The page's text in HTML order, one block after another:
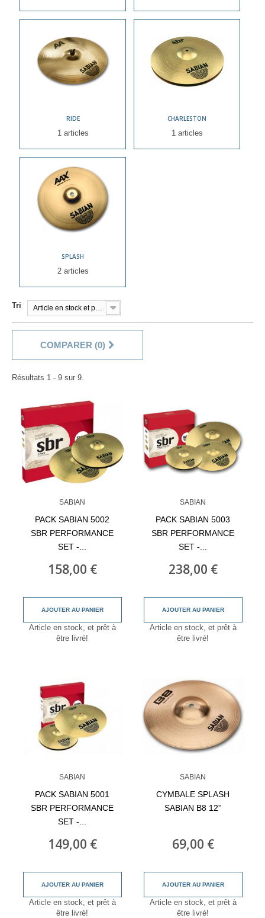
RIDE
1 articles
CHARLESTON
1 articles
SPLASH
2 articles
Tri
COMPARER (0)
Résultats 1 - 9 sur 9.
SABIAN
PACK SABIAN 5002
SBR PERFORMANCE
SET -...
158,00 €
AJOUTER AU PANIER
Article en stock, et prêt à
être livré!
SABIAN
PACK SABIAN 5003
SBR PERFORMANCE
SET -...
238,00 €
AJOUTER AU PANIER
Article en stock, et prêt à
être livré!
SABIAN
PACK SABIAN 5001
SBR PERFORMANCE
SET -...
149,00 €
AJOUTER AU PANIER
Article en stock, et prêt à
être livré!
SABIAN
CYMBALE SPLASH
SABIAN B8 12''
69,00 €
AJOUTER AU PANIER
Article en stock, et prêt à
être livré!